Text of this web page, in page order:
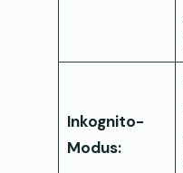
Inkognito-
Modus: